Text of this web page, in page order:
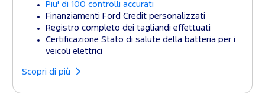
Piu' di 100 controlli accurati
Finanziamenti Ford Credit personalizzati
Registro completo dei tagliandi effettuati
Certificazione Stato di salute della batteria per i
veicoli elettrici
Scopri di più